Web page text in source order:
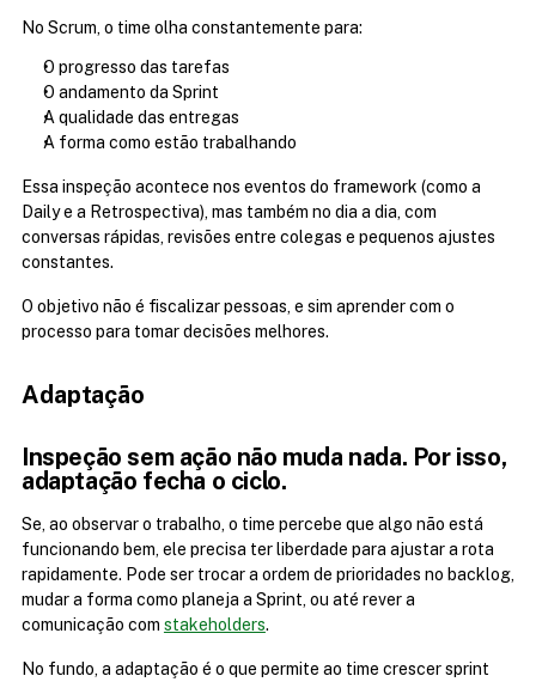
No Scrum, o time olha constantemente para:
O progresso das tarefas
O andamento da Sprint
A qualidade das entregas
A forma como estão trabalhando
Essa inspeção acontece nos eventos do framework (como a
Daily e a Retrospectiva), mas também no dia a dia, com
conversas rápidas, revisões entre colegas e pequenos ajustes
constantes.
O objetivo não é fiscalizar pessoas, e sim aprender com o
processo para tomar decisões melhores.
Adaptação
Inspeção sem ação não muda nada. Por isso,
adaptação fecha o ciclo.
Se, ao observar o trabalho, o time percebe que algo não está
funcionando bem, ele precisa ter liberdade para ajustar a rota
rapidamente. Pode ser trocar a ordem de prioridades no backlog,
mudar a forma como planeja a Sprint, ou até rever a
comunicação com stakeholders.
No fundo, a adaptação é o que permite ao time crescer sprint